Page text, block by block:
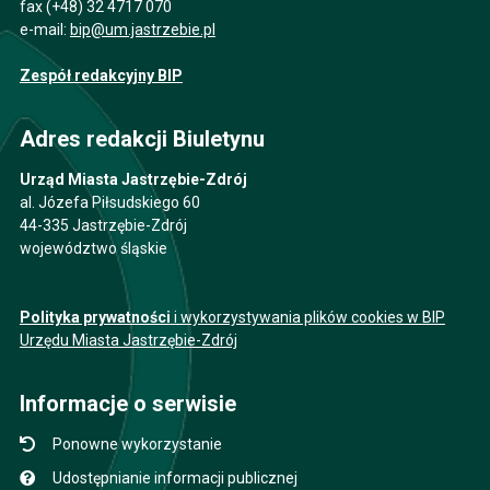
fax (+48) 32 4717 070
e-mail: bip@um.jastrzebie.pl
Zespół redakcyjny BIP
Adres redakcji Biuletynu
Urząd Miasta Jastrzębie-Zdrój
al. Józefa Piłsudskiego 60
44-335 Jastrzębie-Zdrój
województwo śląskie
Polityka prywatności i wykorzystywania plików cookies w BIP
Urzędu Miasta Jastrzębie-Zdrój
Informacje o serwisie
Ponowne wykorzystanie
Udostępnianie informacji publicznej